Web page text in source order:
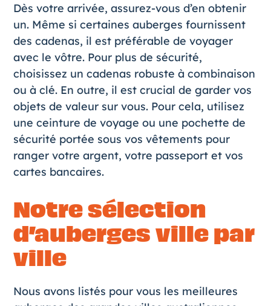
Dès votre arrivée, assurez-vous d’en obtenir
un. Même si certaines auberges fournissent
des cadenas, il est préférable de voyager
avec le vôtre. Pour plus de sécurité,
choisissez un cadenas robuste à combinaison
ou à clé. En outre, il est crucial de garder vos
objets de valeur sur vous. Pour cela, utilisez
une ceinture de voyage ou une pochette de
sécurité portée sous vos vêtements pour
ranger votre argent, votre passeport et vos
cartes bancaires.
Notre sélection
d’auberges ville par
ville
Nous avons listés pour vous les meilleures